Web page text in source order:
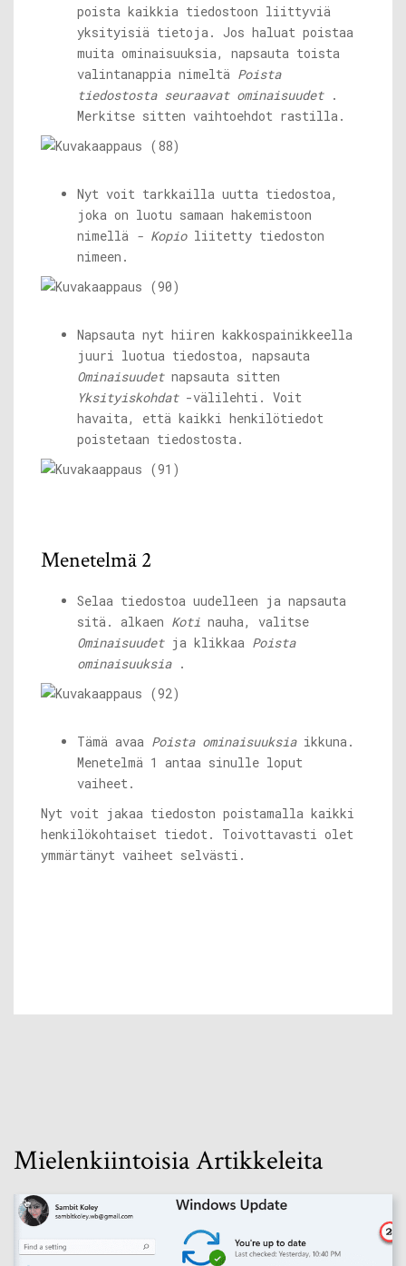
poista kaikkia tiedostoon liittyviä
yksityisiä tietoja. Jos haluat poistaa
muita ominaisuuksia, napsauta toista
valintanappia nimeltä Poista
tiedostosta seuraavat ominaisuudet.
Merkitse sitten vaihtoehdot rastilla.
Nyt voit tarkkailla uutta tiedostoa,
joka on luotu samaan hakemistoon
nimellä - Kopioliitetty tiedoston
nimeen.
Napsauta nyt hiiren kakkospainikkeella
juuri luotua tiedostoa, napsauta
Ominaisuudetnapsauta sitten
Yksityiskohdat-välilehti. Voit
havaita, että kaikki henkilötiedot
poistetaan tiedostosta.
Menetelmä 2
Selaa tiedostoa uudelleen ja napsauta
sitä. alkaen Koti nauha, valitse
Ominaisuudetja klikkaa Poista
ominaisuuksia.
Tämä avaa Poista ominaisuuksiaikkuna.
Menetelmä 1 antaa sinulle loput
vaiheet.
Nyt voit jakaa tiedoston poistamalla kaikki
henkilökohtaiset tiedot. Toivottavasti olet
ymmärtänyt vaiheet selvästi.
Mielenkiintoisia Artikkeleita